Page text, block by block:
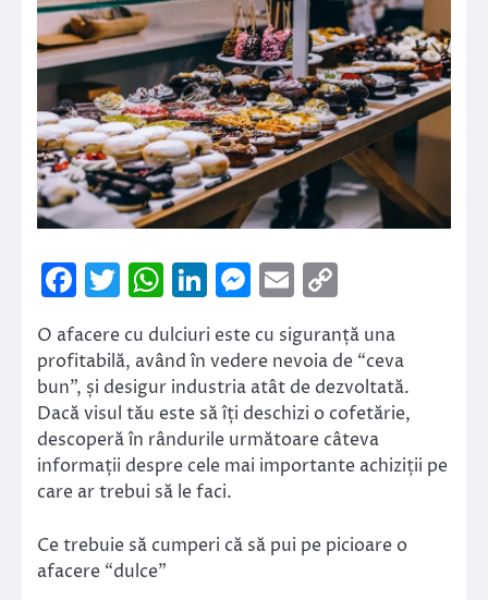
Facebook
Twitter
WhatsApp
LinkedIn
Messenger
Email
Link
O afacere cu dulciuri este cu siguranță una
profitabilă, având în vedere nevoia de “ceva
bun”, și desigur industria atât de dezvoltată.
Dacă visul tău este să îți deschizi o cofetărie,
descoperă în rândurile următoare câteva
informații despre cele mai importante achiziții pe
care ar trebui să le faci.
Ce trebuie să cumperi că să pui pe picioare o
afacere “dulce”